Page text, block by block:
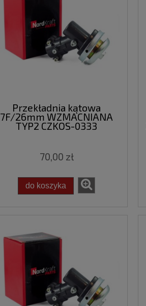
Przekładnia kątowa
7F/26mm WZMACNIANA
TYP2 CZKOS-0333
70,00 zł
do koszyka